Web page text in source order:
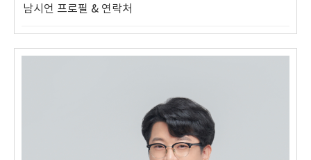
남시언 프로필 & 연락처